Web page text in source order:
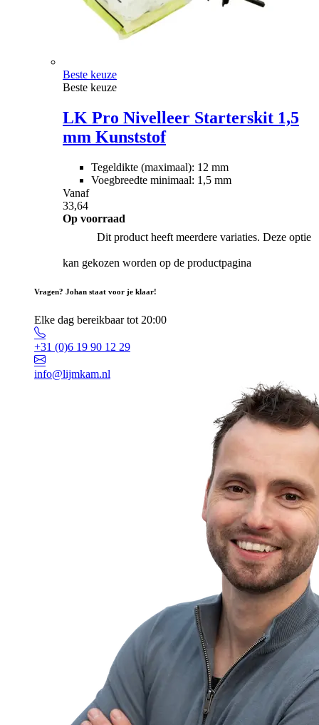
Beste keuze
Beste keuze
LK Pro Nivelleer Starterskit 1,5
mm Kunststof
Tegeldikte (maximaal): 12 mm
Voegbreedte minimaal: 1,5 mm
Vanaf
33,64
Op voorraad
Dit product heeft meerdere variaties. Deze optie
kan gekozen worden op de productpagina
Vragen? Johan staat voor je klaar!
Elke dag bereikbaar tot 20:00
+31 (0)6 19 90 12 29
info@lijmkam.nl